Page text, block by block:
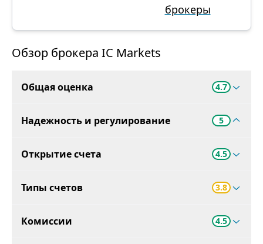
брокеры
Обзор брокера IC Markets
Общая оценка 4.7
Надежность и регулирование 5
Открытие счета 4.5
Типы счетов 3.8
Комиссии 4.5